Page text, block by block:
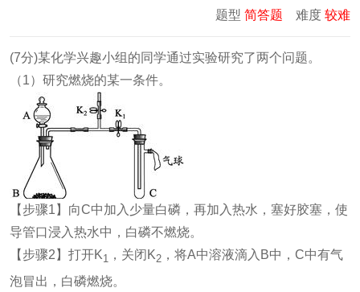
题型 简答题 难度 较难
(7分)某化学兴趣小组的同学通过实验研究了两个问题。
（1）研究燃烧的某一条件。
【步骤1】向C中加入少量白磷，再加入热水，塞好胶塞，使
导管口浸入热水中，白磷不燃烧。
【步骤2】打开K1 ，关闭K2 ，将A中溶液滴入B中，C中有气
泡冒出，白磷燃烧。